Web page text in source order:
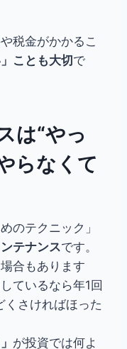
税金がかかるこ
ことも大切 で
は“やっ
らなくて
のテクニック」
テナンスです。
合もあります
ているなら年1回
くさければほった
が投資では何よ